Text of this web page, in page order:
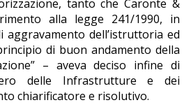
tanto che Caronte &
alla legge 241/1990, in
aggravamento dell’istruttoria ed
di buon andamento della
– aveva deciso infine di
delle Infrastrutture e dei
chiarificatore e risolutivo.